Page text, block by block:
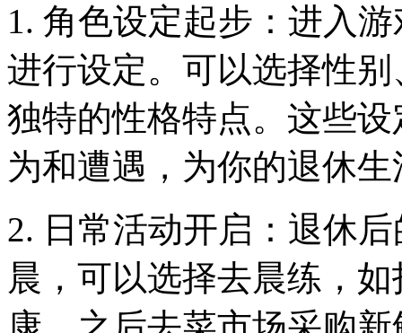
1. 角色设定起步：进入
进行设定。可以选择性
独特的性格特点。这些
为和遭遇，为你的退休
2. 日常活动开启：退休
晨，可以选择去晨练，